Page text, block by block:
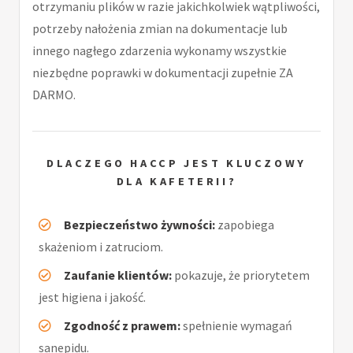
otrzymaniu plików w razie jakichkolwiek wątpliwości,
potrzeby nałożenia zmian na dokumentacje lub
innego nagłego zdarzenia wykonamy wszystkie
niezbędne poprawki w dokumentacji zupełnie ZA
DARMO.
DLACZEGO HACCP JEST KLUCZOWY
DLA KAFETERII?
Bezpieczeństwo żywności: zapobiega
skażeniom i zatruciom.
Zaufanie klientów: pokazuje, że priorytetem
jest higiena i jakość.
Zgodność z prawem:spełnienie wymagań
sanepidu.